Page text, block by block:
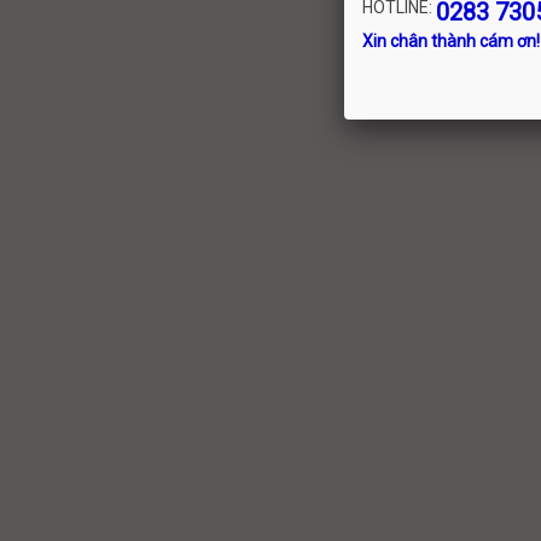
HOTLINE: 0283
Xin chân thành cám ơn!